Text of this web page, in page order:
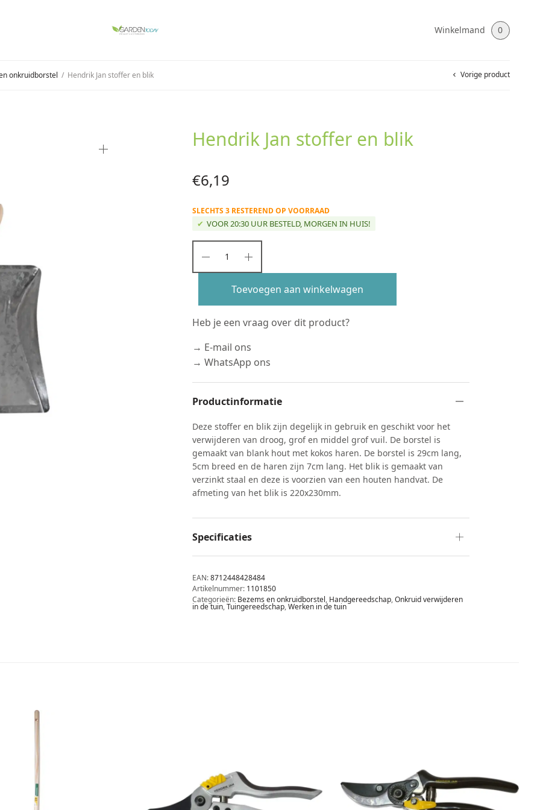
Winkelmand 0
onkruidborstel / Hendrik Jan stoffer en blik Vorige product
Hendrik Jan stoffer en blik
€6,19
SLECHTS 3 RESTEREND OP VOORRAAD
VOOR 20:30 UUR BESTELD, MORGEN IN HUIS!
Toevoegen aan winkelwagen
Heb je een vraag over dit product?
→ E-mail ons
→ WhatsApp ons
Productinformatie
Deze stoffer en blik zijn degelijk in gebruik en geschikt voor het
verwijderen van droog, grof en middel grof vuil. De borstel is
gemaakt van blank hout met kokos haren. De borstel is 29cm lang,
5cm breed en de haren zijn 7cm lang. Het blik is gemaakt van
verzinkt staal en deze is voorzien van een houten handvat. De
afmeting van het blik is 220x230mm.
Specificaties
EAN:8712448428484
Artikelnummer: 1101850
Categorieën: Bezems en onkruidborstel, Handgereedschap,Onkruid verwijderen
in de tuin,Tuingereedschap,Werken in de tuin